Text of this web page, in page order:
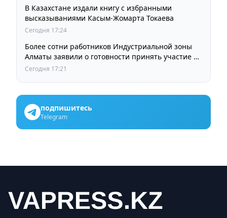
В Казахстане издали книгу с избранными
высказываниями Касым-Жомарта Токаева
Сегодня 17:24
Более сотни работников Индустриальной зоны
Алматы заявили о готовности принять участие в
выборах членов Курылтая
Сегодня 17:21
подпишитесь
Telegram